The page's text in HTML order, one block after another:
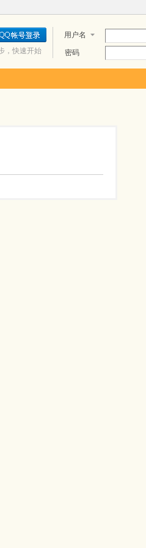
用户名
密码
，快速开始